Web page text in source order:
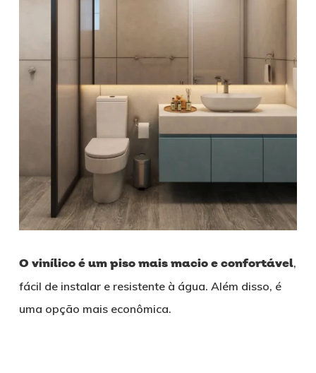
O vinílico é um piso mais macio e confortável,
fácil de instalar e resistente à água. Além disso, é
uma opção mais econômica.